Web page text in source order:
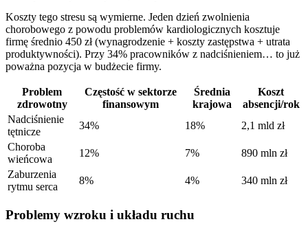
Koszty tego stresu są wymierne. Jeden dzień zwolnienia
chorobowego z powodu problemów kardiologicznych kosztuje
firmę średnio 450 zł (wynagrodzenie + koszty zastępstwa + utrata
produktywności). Przy 34% pracowników z nadciśnieniem… to już
poważna pozycja w budżecie firmy.
Problem
zdrowotny
Częstość w sektorze
finansowym
Średnia
krajowa
Koszt
absencji/rok
Nadciśnienie
tętnicze
34% 18%
2,1 mld zł
Choroba
wieńcowa
12% 7%
890 mln zł
Zaburzenia
rytmu serca
8% 4% 340 mln zł
Problemy wzroku i układu ruchu